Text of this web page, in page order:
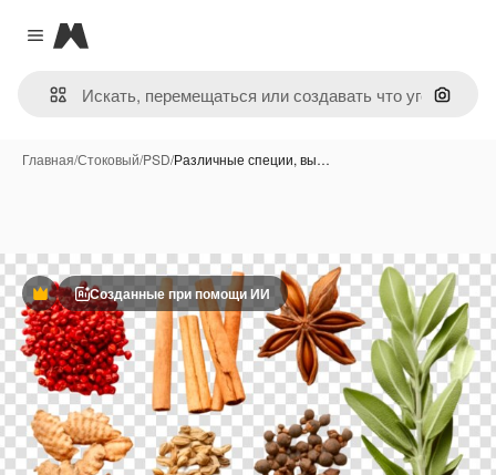
Close menu
Magnific
Поиск
Главная/Стоковый/PSD/Различные специи, вы…
ПремиумСозданные при помощи ИИ